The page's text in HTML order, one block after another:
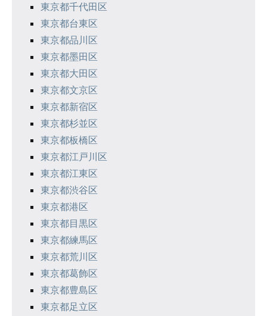
東京都千代田区
東京都台東区
東京都品川区
東京都墨田区
東京都大田区
東京都文京区
東京都新宿区
東京都杉並区
東京都板橋区
東京都江戸川区
東京都江東区
東京都渋谷区
東京都港区
東京都目黒区
東京都練馬区
東京都荒川区
東京都葛飾区
東京都豊島区
東京都足立区